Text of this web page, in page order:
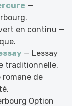
—
en continu —
— Lessay
traditionnelle.
romane de
Option